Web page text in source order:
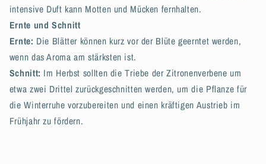
intensive Duft kann Motten und Mücken fernhalten.
Ernte und Schnitt
Ernte: Die Blätter können kurz vor der Blüte geerntet werden,
wenn das Aroma am stärksten ist.
Schnitt: Im Herbst sollten die Triebe der Zitronenverbene um
etwa zwei Drittel zurückgeschnitten werden, um die Pflanze für
die Winterruhe vorzubereiten und einen kräftigen Austrieb im
Frühjahr zu fördern.